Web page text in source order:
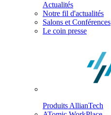
Actualités
Notre fil d'actualités
Salons et Conférences
Le coin presse
Produits AllianTech